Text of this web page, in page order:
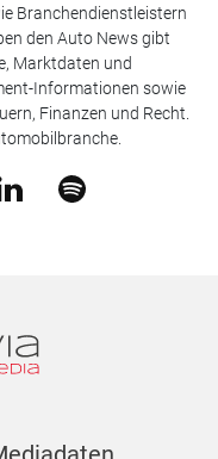
Branchendienstleistern
den Auto News gibt
Marktdaten und
Informationen sowie
Finanzen und Recht.